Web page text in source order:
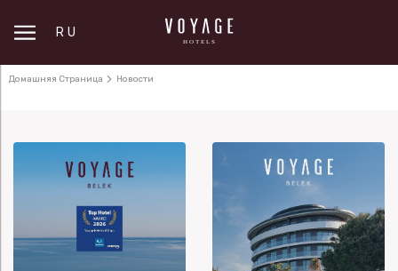
RU
Домашняя Страница Новости